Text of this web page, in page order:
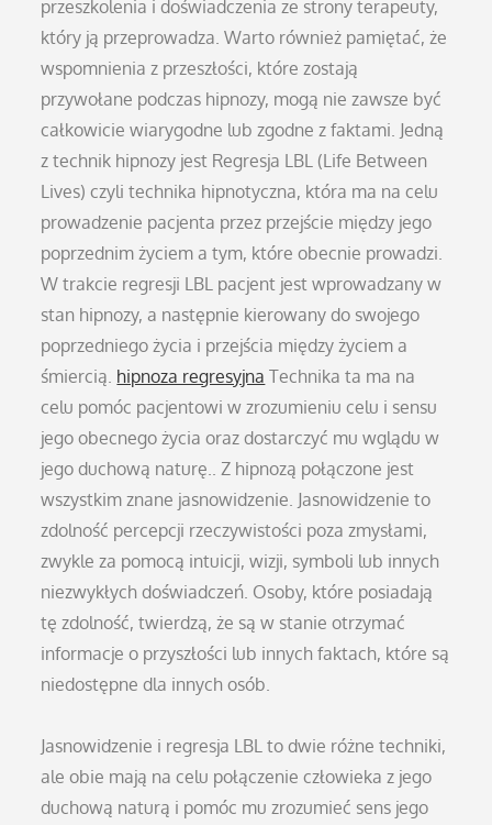
przeszkolenia i doświadczenia ze strony terapeuty,
który ją przeprowadza. Warto również pamiętać, że
wspomnienia z przeszłości, które zostają
przywołane podczas hipnozy, mogą nie zawsze być
całkowicie wiarygodne lub zgodne z faktami. Jedną
z technik hipnozy jest Regresja LBL (Life Between
Lives) czyli technika hipnotyczna, która ma na celu
prowadzenie pacjenta przez przejście między jego
poprzednim życiem a tym, które obecnie prowadzi.
W trakcie regresji LBL pacjent jest wprowadzany w
stan hipnozy, a następnie kierowany do swojego
poprzedniego życia i przejścia między życiem a
śmiercią. hipnoza regresyjna Technika ta ma na
celu pomóc pacjentowi w zrozumieniu celu i sensu
jego obecnego życia oraz dostarczyć mu wglądu w
jego duchową naturę.. Z hipnozą połączone jest
wszystkim znane jasnowidzenie. Jasnowidzenie to
zdolność percepcji rzeczywistości poza zmysłami,
zwykle za pomocą intuicji, wizji, symboli lub innych
niezwykłych doświadczeń. Osoby, które posiadają
tę zdolność, twierdzą, że są w stanie otrzymać
informacje o przyszłości lub innych faktach, które są
niedostępne dla innych osób.
Jasnowidzenie i regresja LBL to dwie różne techniki,
ale obie mają na celu połączenie człowieka z jego
duchową naturą i pomóc mu zrozumieć sens jego